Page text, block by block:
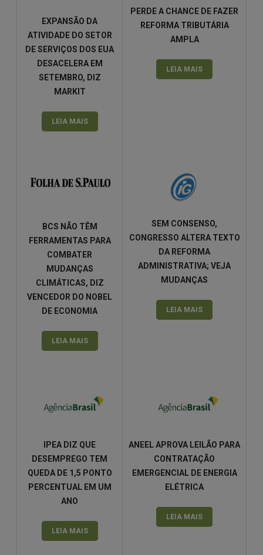
EXPANSÃO DA
ATIVIDADE DO SETOR
DE SERVIÇOS DOS EUA
DESACELERA EM
SETEMBRO, DIZ
MARKIT
LEIA MAIS
PERDE A CHANCE DE FAZER
REFORMA TRIBUTÁRIA
AMPLA
LEIA MAIS
BCS NÃO TÊM
FERRAMENTAS PARA
COMBATER
MUDANÇAS
CLIMÁTICAS, DIZ
VENCEDOR DO NOBEL
DE ECONOMIA
LEIA MAIS
SEM CONSENSO,
CONGRESSO ALTERA TEXTO
DA REFORMA
ADMINISTRATIVA; VEJA
MUDANÇAS
LEIA MAIS
IPEA DIZ QUE
DESEMPREGO TEM
QUEDA DE 1,5 PONTO
PERCENTUAL EM UM
ANO
LEIA MAIS
ANEEL APROVA LEILÃO PARA
CONTRATAÇÃO
EMERGENCIAL DE ENERGIA
ELÉTRICA
LEIA MAIS